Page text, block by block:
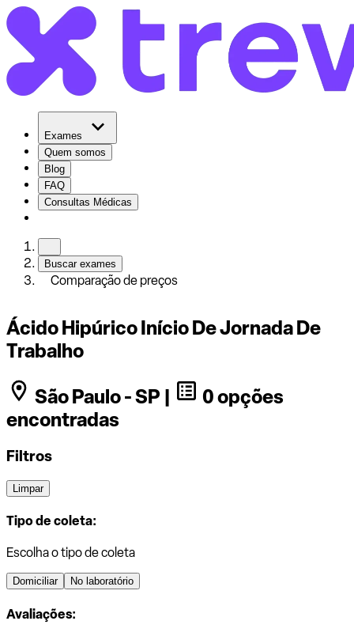
Exames
Quem somos
Blog
FAQ
Consultas Médicas
Buscar exames
Comparação de preços
Ácido Hipúrico Início De Jornada De
Trabalho
São Paulo - SP |
0 opções
encontradas
Filtros
Limpar
Tipo de coleta:
Escolha o tipo de coleta
Domiciliar No laboratório
Avaliações: